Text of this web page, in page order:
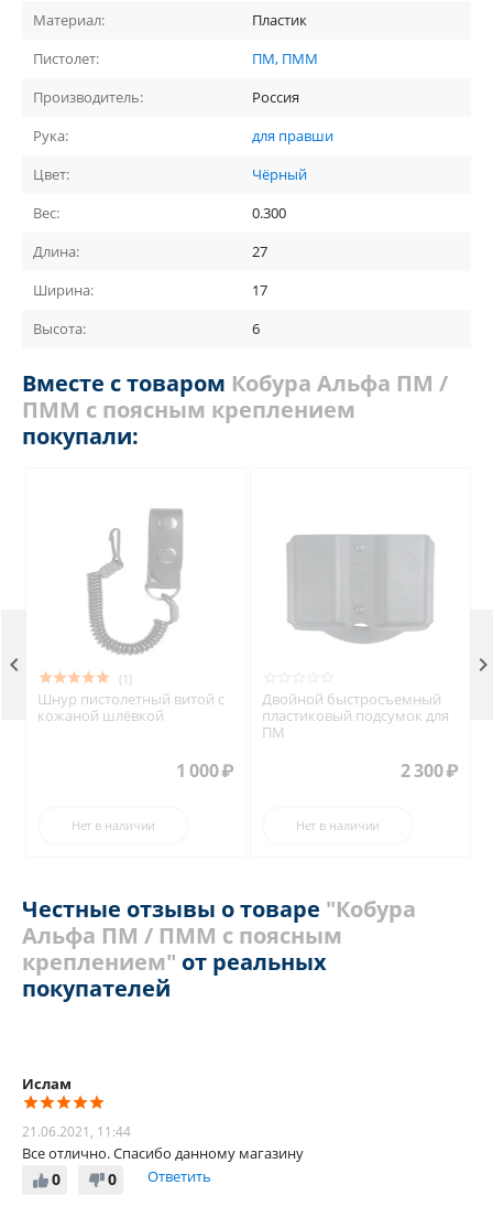
Материал:
Пластик
Пистолет:
ПМ, ПММ
Производитель:
Россия
Рука:
для правши
Цвет:
Чёрный
Вес:
0.300
Длина:
27
Ширина:
17
Высота:
6
Вместе с товаром Кобура Альфа ПМ /
ПММ с поясным креплением
покупали:
(1)
Шнур пистолетный витой с
кожаной шлёвкой
1 000₽
Нет в наличии
Двойной быстросъемный
пластиковый подсумок для
ПМ
2 300₽
Нет в наличии

Честные отзывы о товаре "Кобура
Альфа ПМ / ПММ с поясным
креплением" от реальных
покупателей
Ислам
21.06.2021, 11:44
Все отлично. Спасибо данному магазину
0
0 Ответить